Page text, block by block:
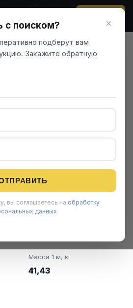
Трубный прокат
ВУС 152х12 152 мм 12 мм ПЭ 63
152 мм 12 мм
2016 Ст20
Диаметр, мм
152
Масса 1 м, кг
41,43
×
с поиском?
подберут вам
Закажите обратную
вы соглашаетесь на обработку
данных